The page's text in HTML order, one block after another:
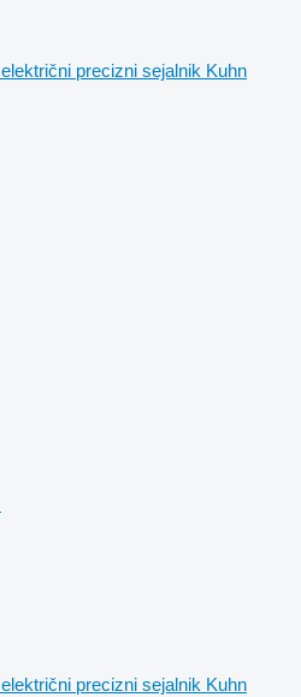
električni precizni sejalnik Kuhn
električni precizni sejalnik Kuhn